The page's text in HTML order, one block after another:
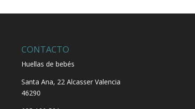
CONTACTO
Huellas de bebés
Santa Ana, 22Alcasser Valencia
46290